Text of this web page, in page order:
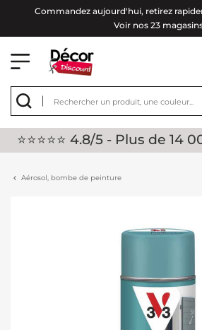
Commandez aujourd'hui, retirez
Voir nos 23
⭐⭐⭐⭐⭐ 4.8/5 - Plus de 14
Aérosol, bombe de peinture